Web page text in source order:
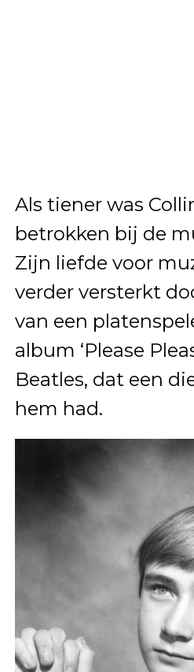
Als tiener was
betrokken bij de
Zijn liefde voor
verder versterkt
van een
album ‘Please
Beatles, dat een
hem had.